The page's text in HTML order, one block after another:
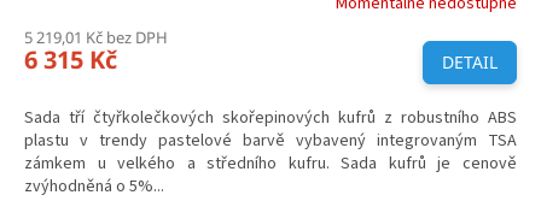
5 219,01 Kč bez DPH
6 315 Kč DETAIL
Sada tří čtyřkolečkových skořepinových kufrů z robustního ABS
plastu v trendy pastelové barvě vybavený integrovaným TSA
zámkem u velkého a středního kufru. Sada kufrů je cenově
zvýhodněná o 5%...